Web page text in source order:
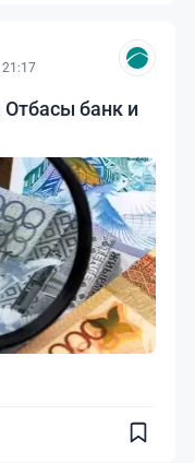
21:17
Отбасы банк и